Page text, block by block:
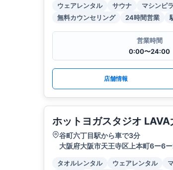
ウェアレンタル サウナ マシンピ
無料カウンセリング
24時間営業
営業時間
0:00〜24:00
店舗情報
ホットヨガスタジオ
谷町六丁目駅から車で3分
大阪府大阪市天王寺区上本町6ー6
タオルレンタル ウェアレンタル